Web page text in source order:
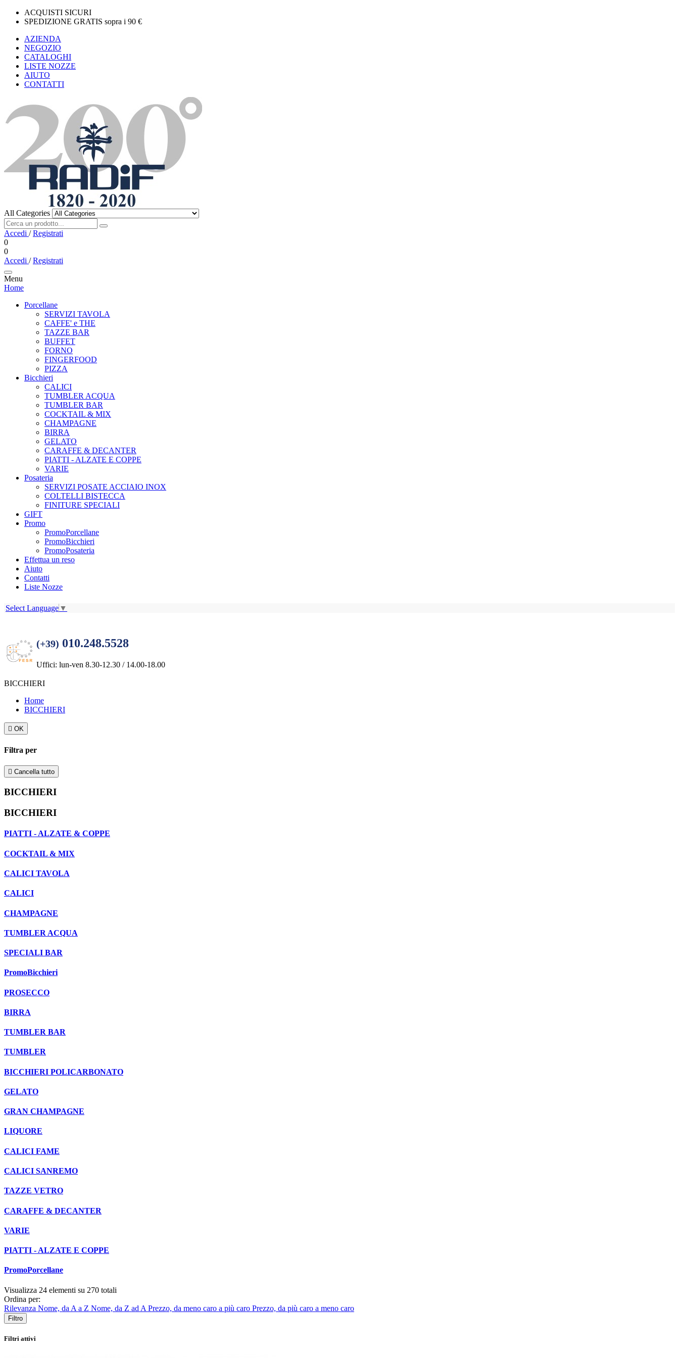
ACQUISTI SICURI
SPEDIZIONE GRATIS sopra i 90 €
AZIENDA
NEGOZIO
CATALOGHI
LISTE NOZZE
AIUTO
CONTATTI
All Categories
Accedi /Registrati
0
0
Accedi /Registrati
Menu
Home
Porcellane
SERVIZI TAVOLA
CAFFE' e THE
TAZZE BAR
BUFFET
FORNO
FINGERFOOD
PIZZA
Bicchieri
CALICI
TUMBLER ACQUA
TUMBLER BAR
COCKTAIL & MIX
CHAMPAGNE
BIRRA
GELATO
CARAFFE & DECANTER
PIATTI - ALZATE E COPPE
VARIE
Posateria
SERVIZI POSATE ACCIAIO INOX
COLTELLI BISTECCA
FINITURE SPECIALI
GIFT
Promo
PromoPorcellane
PromoBicchieri
PromoPosateria
Effettua un reso
Aiuto
Contatti
Liste Nozze
Select Language ▼
(+39) 010.248.5528
Uffici: lun-ven 8.30-12.30 / 14.00-18.00
BICCHIERI
Home
BICCHIERI
 OK
Filtra per
 Cancella tutto
BICCHIERI
BICCHIERI
PIATTI - ALZATE & COPPE
COCKTAIL & MIX
CALICI TAVOLA
CALICI
CHAMPAGNE
TUMBLER ACQUA
SPECIALI BAR
PromoBicchieri
PROSECCO
BIRRA
TUMBLER BAR
TUMBLER
BICCHIERI POLICARBONATO
GELATO
GRAN CHAMPAGNE
LIQUORE
CALICI FAME
CALICI SANREMO
TAZZE VETRO
CARAFFE & DECANTER
VARIE
PIATTI - ALZATE E COPPE
PromoPorcellane
Visualizza 24 elementi su 270 totali
Ordina per:
Rilevanza Nome, da A a Z Nome, da Z ad A Prezzo, da meno caro a più caro Prezzo, da più caro a meno caro
Filtro
Filtri attivi